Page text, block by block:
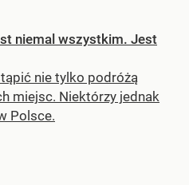
niemal wszystkim. Jest
nie tylko podróżą
miejsc. Niektórzy jednak
Polsce.